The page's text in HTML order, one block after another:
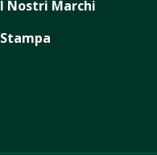
I Nostri Marchi
Stampa